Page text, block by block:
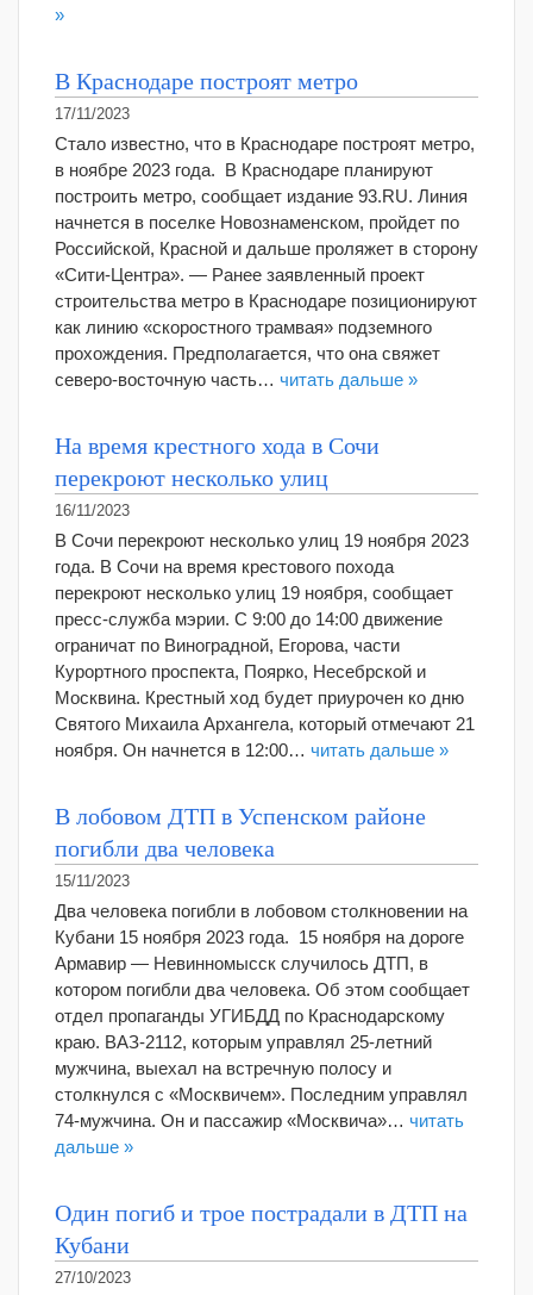
»
В Краснодаре построят метро
17/11/2023
Стало известно, что в Краснодаре построят метро,
в ноябре 2023 года. В Краснодаре планируют
построить метро, сообщает издание 93.RU. Линия
начнется в поселке Новознаменском, пройдет по
Российской, Красной и дальше проляжет в сторону
«Сити-Центра». — Ранее заявленный проект
строительства метро в Краснодаре позиционируют
как линию «скоростного трамвая» подземного
прохождения. Предполагается, что она свяжет
северо-восточную часть… читать дальше »
На время крестного хода в Сочи
перекроют несколько улиц
16/11/2023
В Сочи перекроют несколько улиц 19 ноября 2023
года. В Сочи на время крестового похода
перекроют несколько улиц 19 ноября, сообщает
пресс-служба мэрии. С 9:00 до 14:00 движение
ограничат по Виноградной, Егорова, части
Курортного проспекта, Поярко, Несебрской и
Москвина. Крестный ход будет приурочен ко дню
Святого Михаила Архангела, который отмечают 21
ноября. Он начнется в 12:00… читать дальше »
В лобовом ДТП в Успенском районе
погибли два человека
15/11/2023
Два человека погибли в лобовом столкновении на
Кубани 15 ноября 2023 года. 15 ноября на дороге
Армавир — Невинномысск случилось ДТП, в
котором погибли два человека. Об этом сообщает
отдел пропаганды УГИБДД по Краснодарскому
краю. ВАЗ-2112, которым управлял 25-летний
мужчина, выехал на встречную полосу и
столкнулся с «Москвичем». Последним управлял
74-мужчина. Он и пассажир «Москвича»… читать
дальше »
Один погиб и трое пострадали в ДТП на
Кубани
27/10/2023